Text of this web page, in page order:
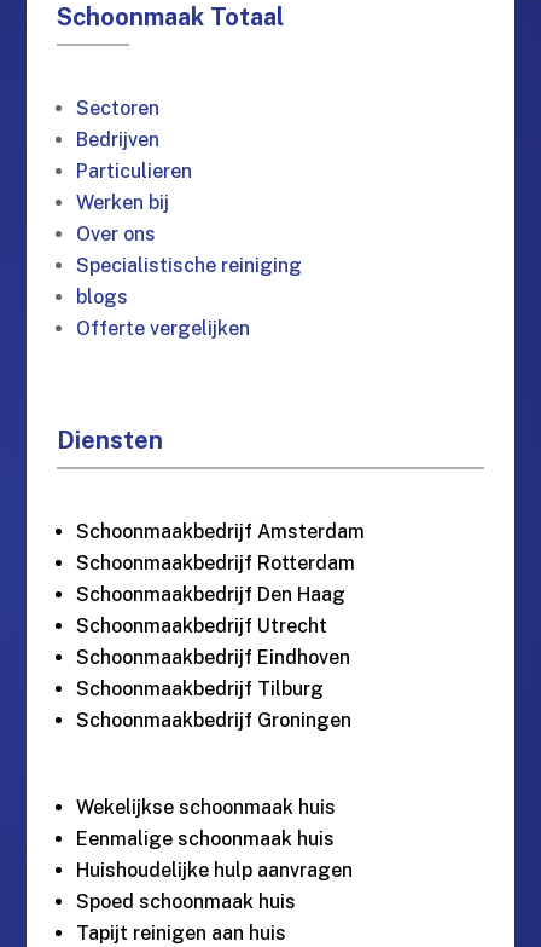
Schoonmaak Totaal
Sectoren
Bedrijven
Particulieren
Werken bij
Over ons
Specialistische reiniging
blogs
Offerte vergelijken
Diensten
Schoonmaakbedrijf Amsterdam
Schoonmaakbedrijf Rotterdam
Schoonmaakbedrijf Den Haag
Schoonmaakbedrijf Utrecht
Schoonmaakbedrijf Eindhoven
Schoonmaakbedrijf Tilburg
Schoonmaakbedrijf Groningen
Wekelijkse schoonmaak huis
Eenmalige schoonmaak huis
Huishoudelijke hulp aanvragen
Spoed schoonmaak huis
Tapijt reinigen aan huis